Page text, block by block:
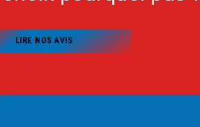
LIRE NOS AVIS